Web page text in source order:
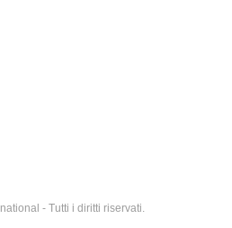
- Tutti i diritti riservati.